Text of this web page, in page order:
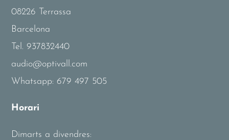
08226 Terrassa
Barcelona
Tel. 937832440
audio@optivall.com
Whatsapp: 679 497 505
Horari
Dimarts a divendres: